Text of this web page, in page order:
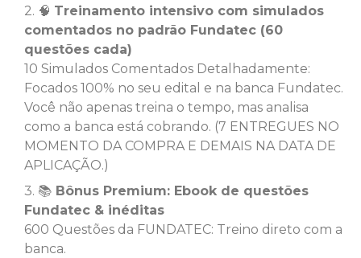
2. 🧠 Treinamento intensivo com simulados
comentados no padrão Fundatec (60
questões cada)
10 Simulados Comentados Detalhadamente:
Focados 100% no seu edital e na banca Fundatec.
Você não apenas treina o tempo, mas analisa
como a banca está cobrando. (7 ENTREGUES NO
MOMENTO DA COMPRA E DEMAIS NA DATA DE
APLICAÇÃO.)
3. 📚 Bônus Premium: Ebook de questões
Fundatec & inéditas
600 Questões da FUNDATEC: Treino direto com a
banca.